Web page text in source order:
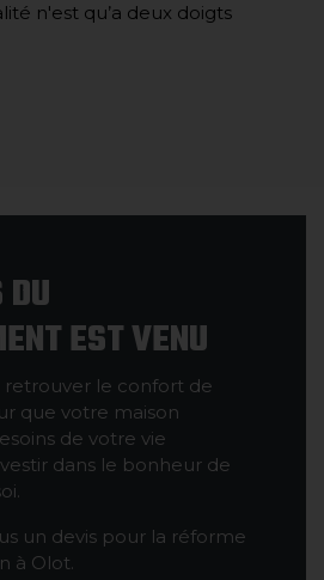
n'est qu’a deux doigts
EST VENU
retrouver le confort de
que votre maison
de votre vie
dans le bonheur de
un devis pour la réforme
à Olot.